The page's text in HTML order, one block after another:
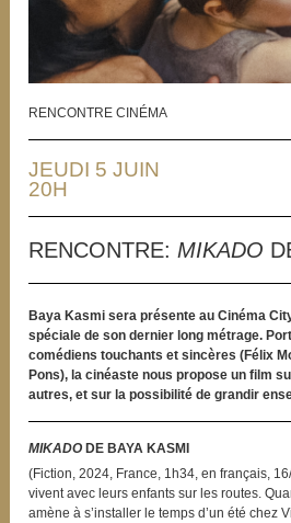
RENCONTRE CINÉMA
JEUDI 5 JUIN
20H
RENCONTRE: MIKADO
Baya Kasmi sera présente au Cinéma
spéciale de son dernier long métrage.
comédiens touchants et sincères (Félix
Pons), la cinéaste nous propose un film
autres, et sur la possibilité de grandir
MIKADO DE BAYA KASMI
(Fiction, 2024, France, 1h34, en français,
vivent avec leurs enfants sur les routes.
amène à s’installer le temps d’un été chez